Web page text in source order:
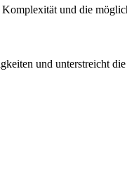
und die
und unterstreicht